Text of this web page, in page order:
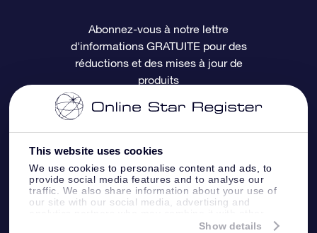
This website uses cookies
We use cookies to personalise content and ads, to
provide social media features and to analyse our
traffic. We also share information about your use of
our site with our social media, advertising and
information that you’ve provided to them or that
Show details
Questions fréquemment posées
Revues
Carte cadeau OSR
Page d’accueil personnalisée
Appli Voler vers les étoiles
Informations de paiement
Informations d’expédition
Politique de retour
Constellations
Abonnez-vous à notre lettre
d'informations GRATUITE pour des
réductions et des mises à jour de
produits